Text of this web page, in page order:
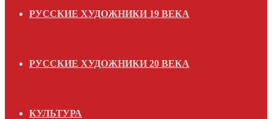
РУССКИЕ ХУДОЖНИКИ 19 ВЕКА
РУССКИЕ ХУДОЖНИКИ 20 ВЕКА
КУЛЬТУРА